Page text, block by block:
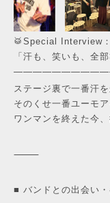
🥁Special Interview
「汗も、笑いも、全
ステージ裏で一番汗
そのくせ一番ユーモ
ワンマンを終えた今
⸻
■ バンドとの出会い